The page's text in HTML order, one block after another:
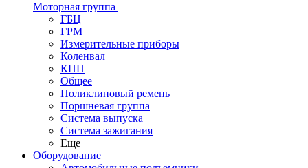
Моторная группа
ГБЦ
ГРМ
Измерительные приборы
Коленвал
КПП
Общее
Поликлиновый ремень
Поршневая группа
Система выпуска
Система зажигания
Еще
Оборудование